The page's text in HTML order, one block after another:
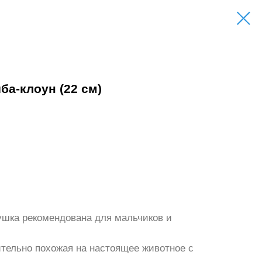
клоун (22 см)
рекомендована для мальчиков и
похожая на настоящее животное с